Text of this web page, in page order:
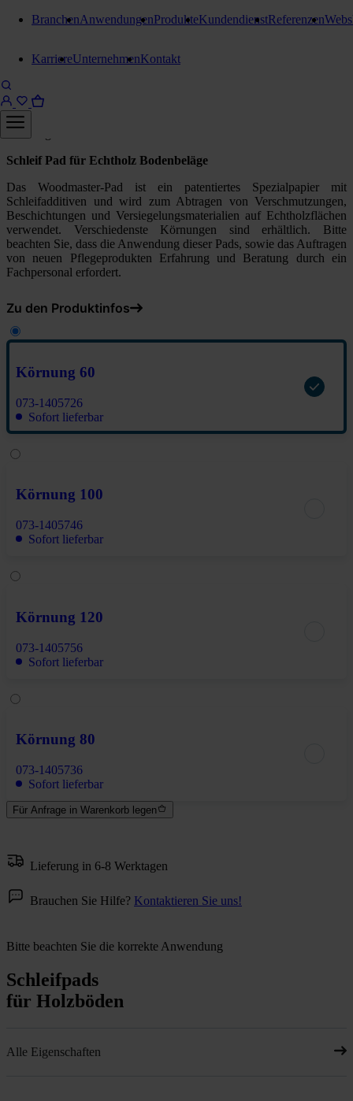
BranchenAnwendungenProdukteKundendienstReferenzen
KarriereUnternehmenKontakt
Kiehl Woodmaster Pad Ø 406
mm
Schleif Pad für Echtholz Bodenbeläge
Das Woodmaster-Pad ist ein patentiertes Spezialpapier mit
Schleifadditiven und wird zum Abtragen von Verschmutzungen,
Beschichtungen und Versiegelungsmaterialien auf Echtholzflächen
verwendet. Verschiedenste Körnungen sind erhältlich. Bitte
beachten Sie, dass die Anwendung dieser Pads, sowie das Auftragen
von neuen Pflegeprodukten Erfahrung und Beratung durch ein
Fachpersonal erfordert.
Zu den Produktinfos
Körnung 60
073-1405726
Sofort lieferbar
Körnung 100
073-1405746
Sofort lieferbar
Körnung 120
073-1405756
Sofort lieferbar
Körnung 80
073-1405736
Sofort lieferbar
Für Anfrage in Warenkorb legen
Lieferung in 6-8 Werktagen
Brauchen Sie Hilfe? Kontaktieren Sie uns!
Bitte beachten Sie die korrekte Anwendung
Schleifpads
für Holzböden
Alle Eigenschaften